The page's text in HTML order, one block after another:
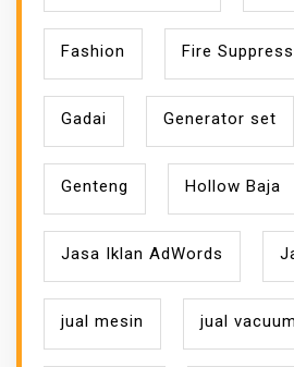
Fashion Fire
Gadai Generator set
Genteng Hollow Baja
Jasa Iklan AdWords
jual mesin jual